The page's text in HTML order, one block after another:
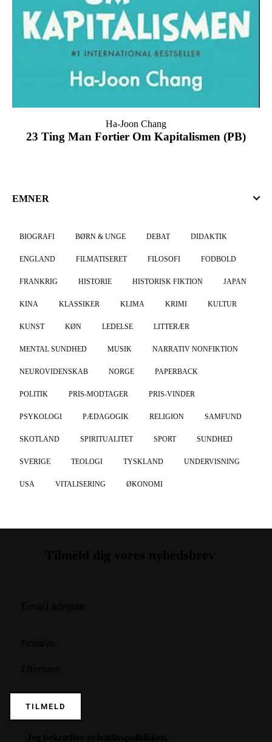
23 Ting Man Fortier Om Kapitalismen (PB)
Ha-Joon Chang
EMNER
BIOGRAFI BØRN & UNGE DEBAT DIDAKTIK
ENGLAND FILMATISERET FILOSOFI FODBOLD
FRANKRIG HISTORIE HISTORISK FIKTION JAPAN
KINA KLASSIKER KLIMA KRIMI KULTUR
KUNST KØN LEDELSE LITTERÆR
MENTAL SUNDHED MUSIK NARRATIV NONFIKTION
NEUROVIDENSKAB NORGE PAPERBACK
POLITIK PRIS-MODTAGER PRIS-VINDER
PSYKOLOGI PÆDAGOGIK RELIGION SAMFUND
SKOTLAND SPIRITUALITET SPORT SUNDHED
SVERIGE TEOLOGI TYSKLAND UNDERVISNING
USA VITALISERING ØKONOMI
TILMELD